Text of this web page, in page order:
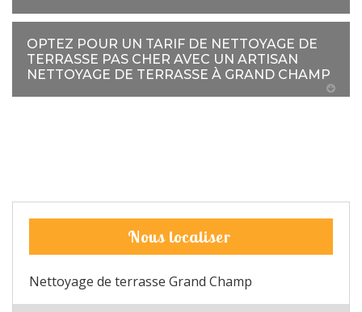
OPTEZ POUR UN TARIF DE NETTOYAGE DE
TERRASSE PAS CHER AVEC UN ARTISAN
NETTOYAGE DE TERRASSE À GRAND CHAMP
Nous localiser
Nettoyage de terrasse Grand Champ